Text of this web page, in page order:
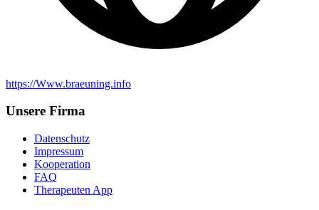
https://Www.braeuning.info
Unsere Firma
Datenschutz
Impressum
Kooperation
FAQ
Therapeuten App